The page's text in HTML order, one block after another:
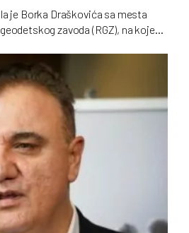
je Borka Draškovića sa mesta
zavoda (RGZ), na kojem